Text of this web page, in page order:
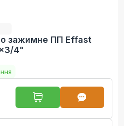
зажимне ПП Effast
4"